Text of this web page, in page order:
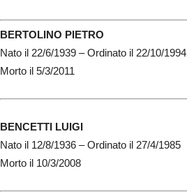
BERTOLINO PIETRO
Nato il 22/6/1939 – Ordinato il 22/10/1994
Morto il 5/3/2011
BENCETTI LUIGI
Nato il 12/8/1936 – Ordinato il 27/4/1985
Morto il 10/3/2008